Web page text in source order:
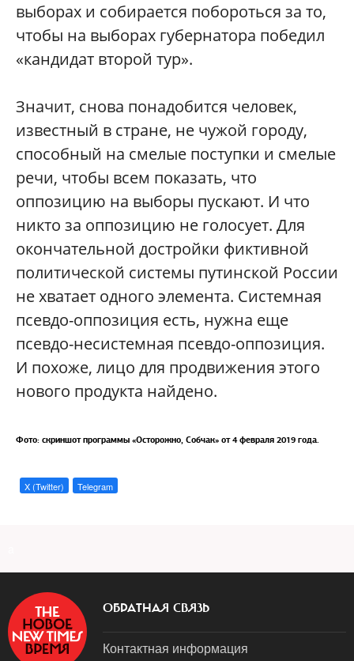
выборах и собирается побороться за то,
чтобы на выборах губернатора победил
«кандидат второй тур».
Значит, снова понадобится человек,
известный в стране, не чужой городу,
способный на смелые поступки и смелые
речи, чтобы всем показать, что
оппозицию на выборы пускают. И что
никто за оппозицию не голосует. Для
окончательной достройки фиктивной
политической системы путинской России
не хватает одного элемента. Системная
псевдо-оппозиция есть, нужна еще
псевдо-несистемная псевдо-оппозиция.
И похоже, лицо для продвижения этого
нового продукта найдено.
Фото: скриншот программы «Осторожно, Собчак» от 4 февраля 2019 года.
X (Twitter) Telegram
ОБРАТНАЯ СВЯЗЬ
Контактная информация